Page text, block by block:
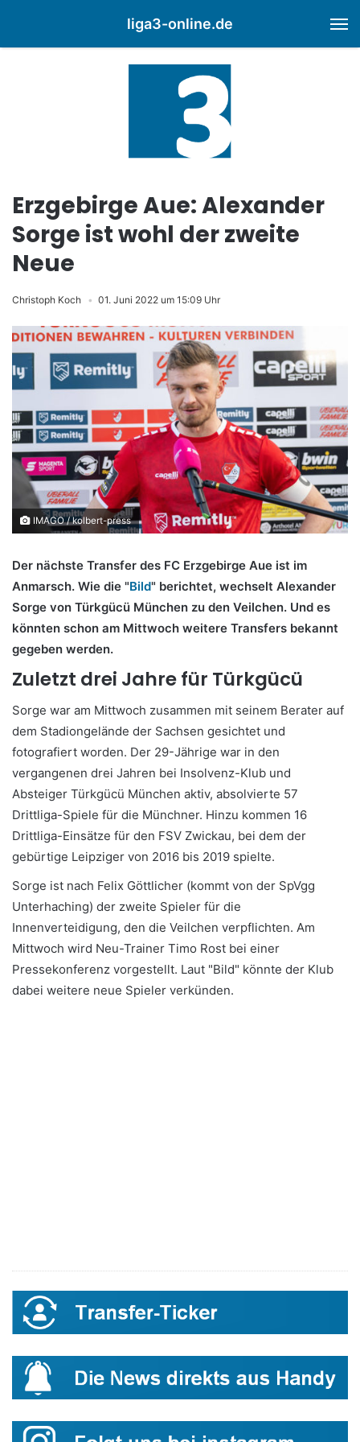
liga3-online.de
Erzgebirge Aue: Alexander
Sorge ist wohl der zweite
Neue
Christoph Koch 01. Juni 2022 um 15:09 Uhr
IMAGO / kolbert-press
Der nächste Transfer des FC Erzgebirge Aue ist im
Anmarsch. Wie die "Bild" berichtet, wechselt Alexander
Sorge von Türkgücü München zu den Veilchen. Und es
könnten schon am Mittwoch weitere Transfers bekannt
gegeben werden.
Zuletzt drei Jahre für Türkgücü
Sorge war am Mittwoch zusammen mit seinem Berater auf
dem Stadiongelände der Sachsen gesichtet und
fotografiert worden. Der 29-Jährige war in den
vergangenen drei Jahren bei Insolvenz-Klub und
Absteiger Türkgücü München aktiv, absolvierte 57
Drittliga-Spiele für die Münchner. Hinzu kommen 16
Drittliga-Einsätze für den FSV Zwickau, bei dem der
gebürtige Leipziger von 2016 bis 2019 spielte.
Sorge ist nach Felix Göttlicher (kommt von der SpVgg
Unterhaching) der zweite Spieler für die
Innenverteidigung, den die Veilchen verpflichten. Am
Mittwoch wird Neu-Trainer Timo Rost bei einer
Pressekonferenz vorgestellt. Laut "Bild" könnte der Klub
dabei weitere neue Spieler verkünden.